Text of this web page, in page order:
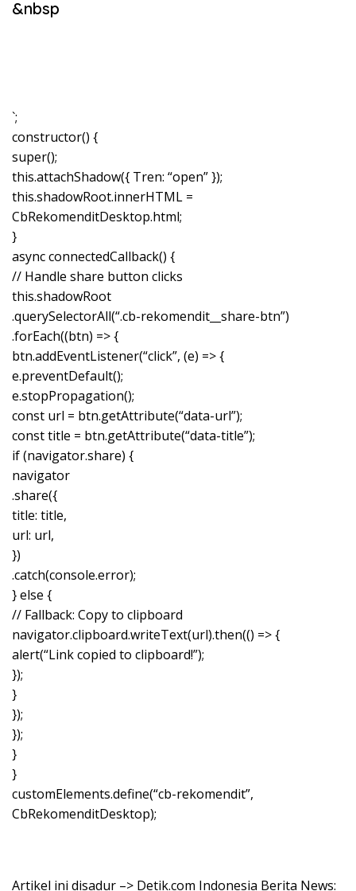
&nbsp
`;
constructor() {
super();
this.attachShadow({ Tren: “open” });
this.shadowRoot.innerHTML =
CbRekomenditDesktop.html;
}
async connectedCallback() {
// Handle share button clicks
this.shadowRoot
.querySelectorAll(“.cb-rekomendit__share-btn”)
.forEach((btn) => {
btn.addEventListener(“click”, (e) => {
e.preventDefault();
e.stopPropagation();
const url = btn.getAttribute(“data-url”);
const title = btn.getAttribute(“data-title”);
if (navigator.share) {
navigator
.share({
title: title,
url: url,
})
.catch(console.error);
} else {
// Fallback: Copy to clipboard
navigator.clipboard.writeText(url).then(() => {
alert(“Link copied to clipboard!”);
});
}
});
});
}
}
customElements.define(“cb-rekomendit”,
CbRekomenditDesktop);
Artikel ini disadur –> Detik.com Indonesia Berita News: